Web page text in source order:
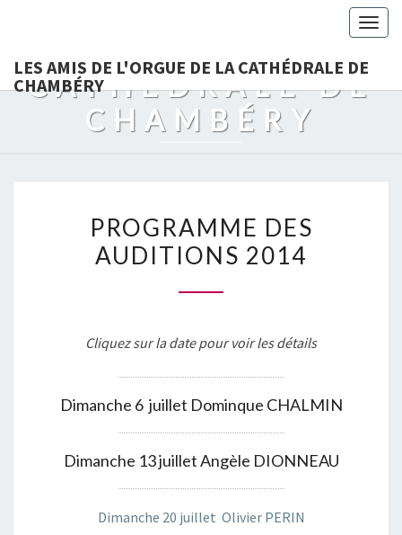
LES AMIS DE L'ORGUE DE LA CATHÉDRALE DE
CHAMBÉRY
L'ORGUE DE LA
CATHÉDRALE DE
CHAMBÉRY
DES
AUDITIONS
PROGRAMME DES
AUDITIONS 2014
Cliquez sur la date pour voir les détails
Dimanche 6 juillet Dominque CHALMIN
Dimanche 13 juillet Angèle DIONNEAU
Dimanche 20 juillet Olivier PERIN